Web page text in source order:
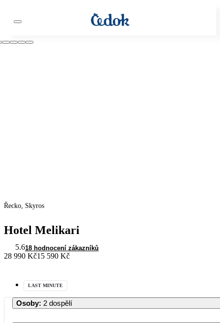
Řecko, Skyros
Hotel Melikari
5.618 hodnocení zákazníků
28 990 Kč15 590 Kč
LAST MINUTE
Osoby: 2 dospělí